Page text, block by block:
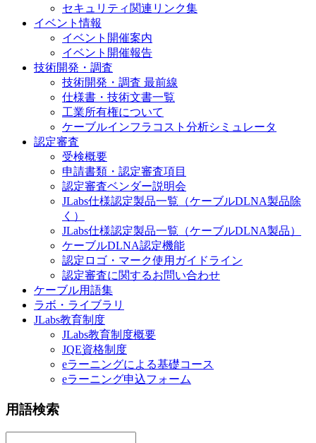
セキュリティ関連リンク集
イベント情報
イベント開催案内
イベント開催報告
技術開発・調査
技術開発・調査 最前線
仕様書・技術文書一覧
工業所有権について
ケーブルインフラコスト分析シミュレータ
認定審査
受検概要
申請書類・認定審査項目
認定審査ベンダー説明会
JLabs仕様認定製品一覧（ケーブルDLNA製品除
く）
JLabs仕様認定製品一覧（ケーブルDLNA製品）
ケーブルDLNA認定機能
認定ロゴ・マーク使用ガイドライン
認定審査に関するお問い合わせ
ケーブル用語集
ラボ・ライブラリ
JLabs教育制度
JLabs教育制度概要
JQE資格制度
eラーニングによる基礎コース
eラーニング申込フォーム
用語検索